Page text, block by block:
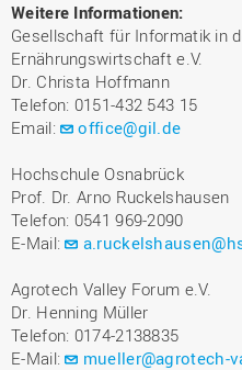
Weitere Informationen:
Gesellschaft für Informatik in
Ernährungswirtschaft e.V.
Dr. Christa Hoffmann
Telefon: 0151-432 543 15
Email:
office@gil.de
Hochschule Osnabrück
Prof. Dr. Arno Ruckelshausen
Telefon: 0541 969-2090
E-Mail:
Agrotech Valley Forum e.V.
Dr. Henning Müller
Telefon: 0174-2138835
E-Mail:
mueller@agrotech-